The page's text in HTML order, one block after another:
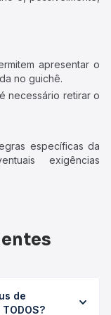
apresentar o
no guichê.
necessário retirar o
específicas da
exigências
de